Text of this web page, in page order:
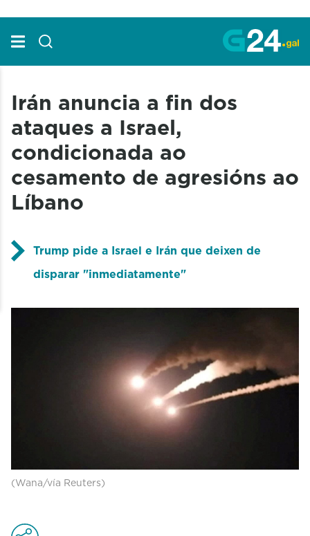
Irán anuncia a fin dos
ataques a Israel,
condicionada ao
cesamento de agresións ao
Líbano
Trump pide a Israel e Irán que deixen de
disparar "inmediatamente"
(Wana/vía Reuters)